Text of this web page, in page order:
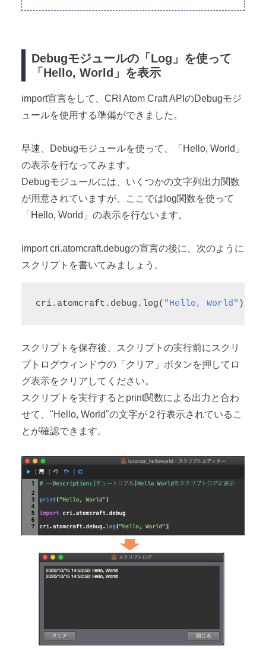
Debugモジュールの「Log」を使って
「Hello, World」を表示
import宣言をして、CRI Atom Craft APIのDebugモジ
ュールを使用する準備ができました。
早速、Debugモジュールを使って、「Hello, World」
の表示を行なってみます。
Debugモジュールには、いくつかの文字列出力関数
が用意されていますが、ここではlog関数を使って
「Hello, World」の表示を行ないます。
import cri.atomcraft.debugの宣言の後に、次のように
スクリプトを書いてみましょう。
cri.atomcraft.debug.log( "Hello, World" )
スクリプトを保存後、スクリプトの実行前にスクリ
プトログウィンドウの「クリア」ボタンを押してロ
グ表示をクリアしてください。
スクリプトを実行するとprint関数による出力と合わ
せて、"Hello, World"の文字が２行表示されているこ
とが確認できます。